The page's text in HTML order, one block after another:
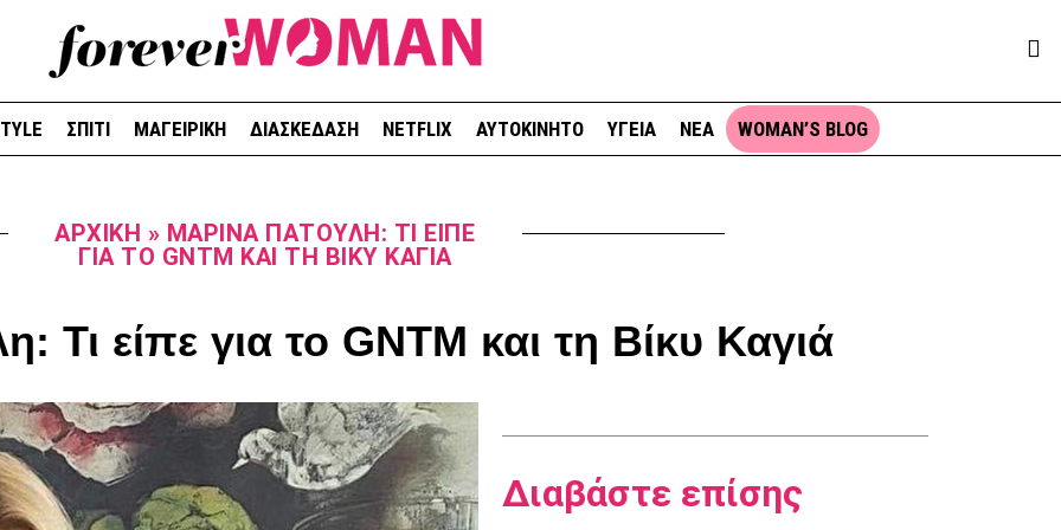
ΣΠΙΤΙ ΜΑΓΕΙΡΙΚΗ ΔΙΑΣΚΕΔΑΣΗ NETFLIX ΑΥΤΟΚΙΝΗΤΟ ΥΓΕΙΑ ΝΕΑ WOMAN’S BLOG
ΑΡΧΙΚΉ » MΑΡΊΝΑ ΠΑΤΟΎΛΗ: ΤΙ ΕΊΠΕ
ΓΙΑ ΤΟ GNTM ΚΑΙ ΤΗ ΒΊΚΥ ΚΑΓΙΆ
Τι είπε για το GNTM και τη Βίκυ Καγιά
Διαβάστε επίσης